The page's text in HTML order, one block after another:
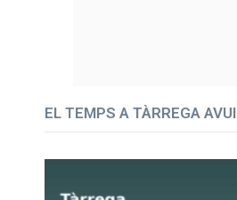
EL TEMPS A TÀRREGA AVUI